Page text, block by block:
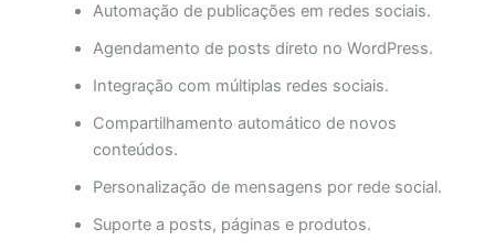
Automação de publicações em redes sociais.
Agendamento de posts direto no WordPress.
Integração com múltiplas redes sociais.
Compartilhamento automático de novos
conteúdos.
Personalização de mensagens por rede social.
Suporte a posts, páginas e produtos.